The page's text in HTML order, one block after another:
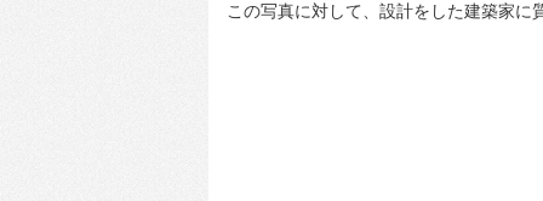
この写真に対して、設計をした建築家に